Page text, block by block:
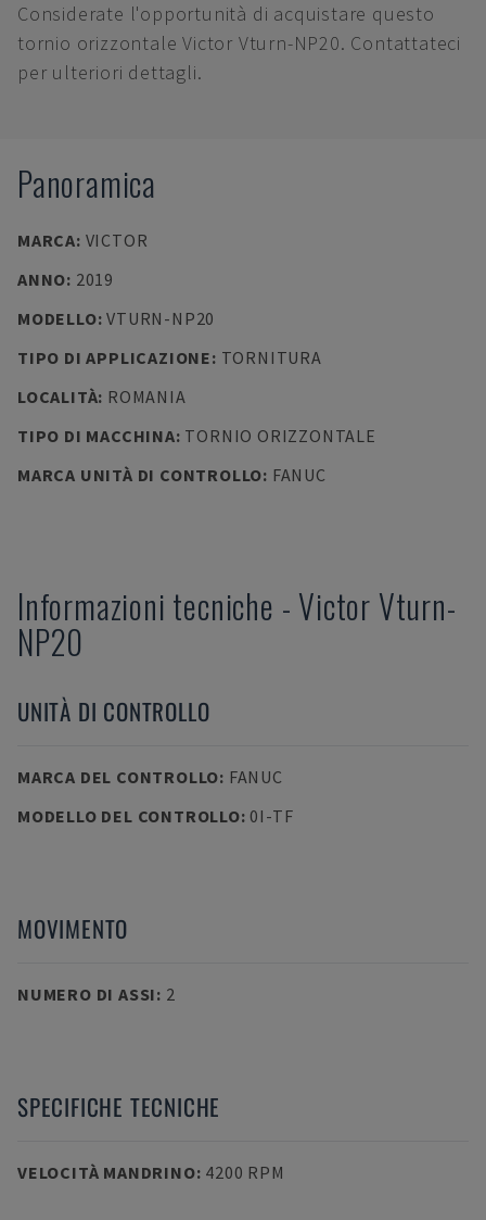
Considerate l'opportunità di acquistare questo
tornio orizzontale Victor Vturn-NP20. Contattateci
per ulteriori dettagli.
Panoramica
MARCA: VICTOR
ANNO: 2019
MODELLO:VTURN-NP20
TIPO DI APPLICAZIONE: TORNITURA
LOCALITÀ: ROMANIA
TIPO DI MACCHINA: TORNIO ORIZZONTALE
MARCA UNITÀ DI CONTROLLO: FANUC
Informazioni tecniche - Victor Vturn-
NP20
UNITÀ DI CONTROLLO
MARCA DEL CONTROLLO: FANUC
MODELLO DEL CONTROLLO: 0I-TF
MOVIMENTO
NUMERO DI ASSI: 2
SPECIFICHE TECNICHE
VELOCITÀ MANDRINO: 4200 RPM